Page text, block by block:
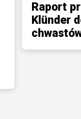
Raport
Klünder